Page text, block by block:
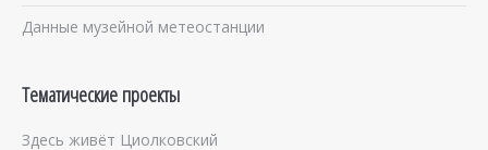
Данные музейной метеостанции
Тематические проекты
Здесь живёт Циолковский